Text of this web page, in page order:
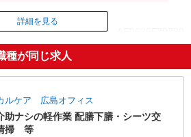
ID：AE0626579730
掲載期間終了
詳細を見る
種が同じ求人
ルケア 広島オフィス
助ナシの軽作業 配膳下膳・シーツ交
掃 等